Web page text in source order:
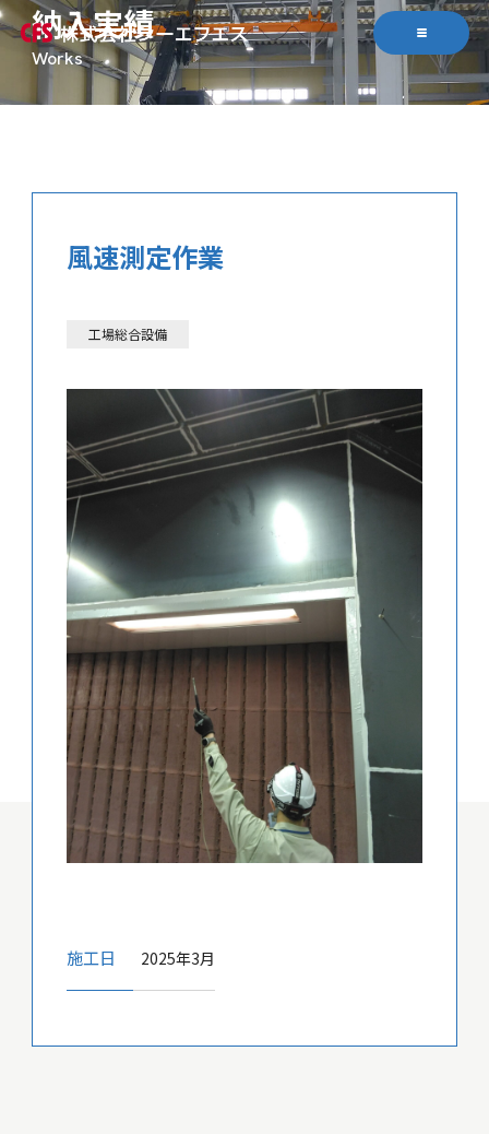
納入実績
風速測定作業
工場総合設備
施工日 2025年3月